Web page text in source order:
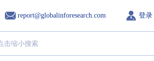
report@globalinforesearch.com 登录